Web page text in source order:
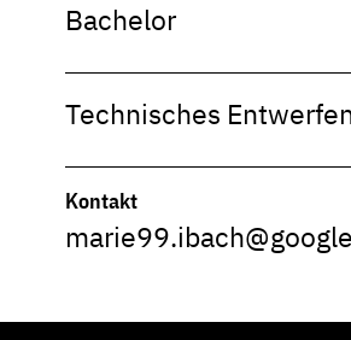
Bachelor
Technisches
Kontakt